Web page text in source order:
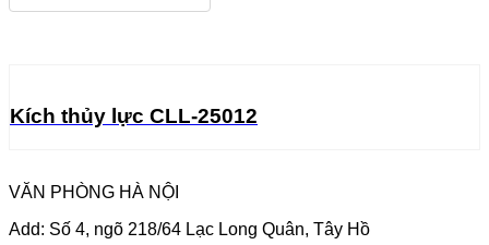
Kích thủy lực CLL-25012
VĂN PHÒNG HÀ NỘI
Add: Số 4, ngõ 218/64 Lạc Long Quân, Tây Hồ